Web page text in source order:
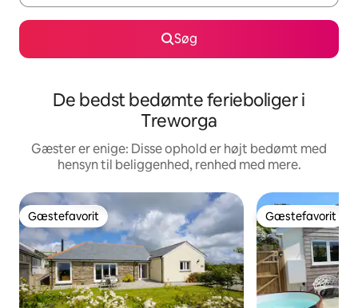
Søg
De bedst bedømte ferieboliger i
Treworga
Gæster er enige: Disse ophold er højt bedømt med
hensyn til beliggenhed, renhed med mere.
Gæstefavorit
Gæstefavorit Gæstefavorit
Gæstefavorit